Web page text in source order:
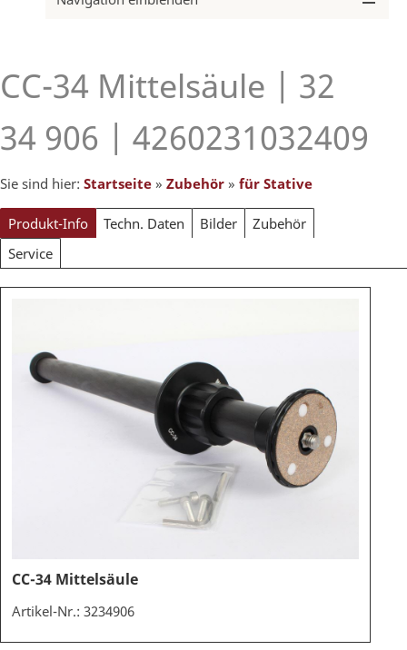
CC-34 Mittelsäule | 32
34 906 | 4260231032409
Sie sind hier: Startseite » Zubehör » für Stative
Produkt-Info Techn. Daten Bilder
Zubehör
Service
CC-34 Mittelsäule
Artikel-Nr.: 3234906